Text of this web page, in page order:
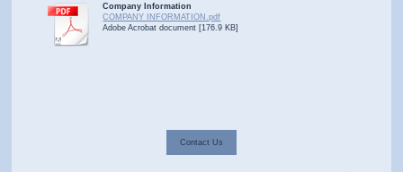
Company Information
COMPANY INFORMATION.pdf
Adobe Acrobat document [176.9 KB]
Contact Us